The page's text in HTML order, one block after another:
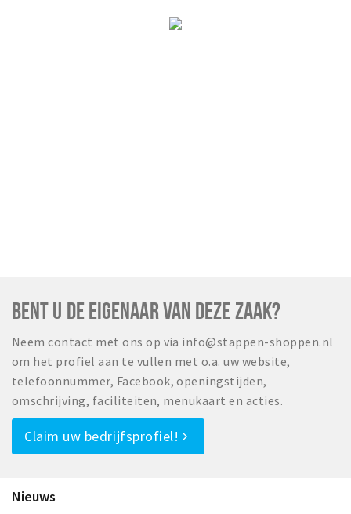
Deals
Inloggen
BENT U DE EIGENAAR VAN DEZE ZAAK?
Neem contact met ons op via info@stappen-shoppen.nl
om het profiel aan te vullen met o.a. uw website,
telefoonnummer, Facebook, openingstijden,
omschrijving, faciliteiten, menukaart en acties.
Claim uw bedrijfsprofiel!
Nieuws